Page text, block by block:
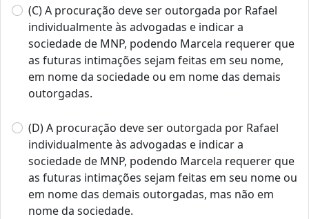
(C) A procuração deve ser outorgada por Rafael
individualmente às advogadas e indicar a
sociedade de MNP, podendo Marcela requerer que
as futuras intimações sejam feitas em seu nome,
em nome da sociedade ou em nome das demais
outorgadas.
(D) A procuração deve ser outorgada por Rafael
individualmente às advogadas e indicar a
sociedade de MNP, podendo Marcela requerer que
as futuras intimações sejam feitas em seu nome ou
em nome das demais outorgadas, mas não em
nome da sociedade.